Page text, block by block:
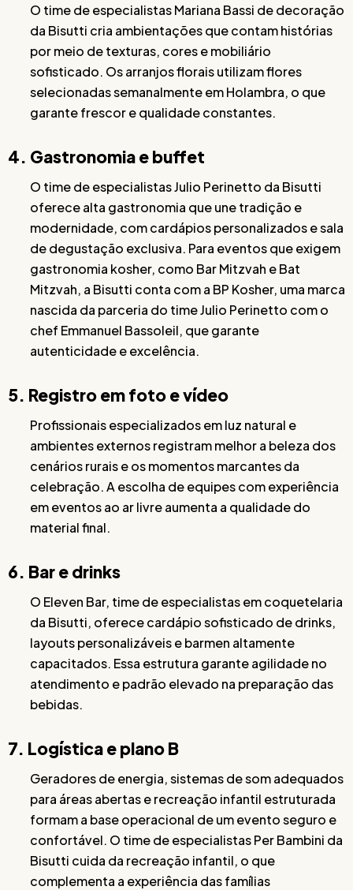
O time de especialistas Mariana Bassi de decoração
da Bisutti cria ambientações que contam histórias
por meio de texturas, cores e mobiliário
sofisticado. Os arranjos florais utilizam flores
selecionadas semanalmente em Holambra, o que
garante frescor e qualidade constantes.
4. Gastronomia e buffet
O time de especialistas Julio Perinetto da Bisutti
oferece alta gastronomia que une tradição e
modernidade, com cardápios personalizados e sala
de degustação exclusiva. Para eventos que exigem
gastronomia kosher, como Bar Mitzvah e Bat
Mitzvah, a Bisutti conta com a BP Kosher, uma marca
nascida da parceria do time Julio Perinetto com o
chef Emmanuel Bassoleil, que garante
autenticidade e excelência.
5. Registro em foto e vídeo
Profissionais especializados em luz natural e
ambientes externos registram melhor a beleza dos
cenários rurais e os momentos marcantes da
celebração. A escolha de equipes com experiência
em eventos ao ar livre aumenta a qualidade do
material final.
6. Bar e drinks
O Eleven Bar, time de especialistas em coquetelaria
da Bisutti, oferece cardápio sofisticado de drinks,
layouts personalizáveis e barmen altamente
capacitados. Essa estrutura garante agilidade no
atendimento e padrão elevado na preparação das
bebidas.
7. Logística e plano B
Geradores de energia, sistemas de som adequados
para áreas abertas e recreação infantil estruturada
formam a base operacional de um evento seguro e
confortável. O time de especialistas Per Bambini da
Bisutti cuida da recreação infantil, o que
complementa a experiência das famílias